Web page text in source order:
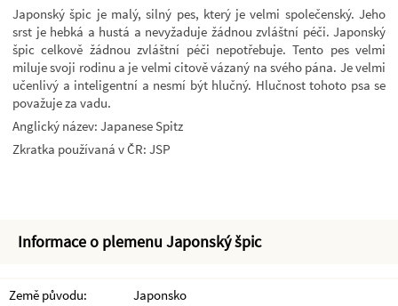
Japonský špic je malý, silný pes, který je velmi společenský. Jeho
srst je hebká a hustá a nevyžaduje žádnou zvláštní péči. Japonský
špic celkově žádnou zvláštní péči nepotřebuje. Tento pes velmi
miluje svoji rodinu a je velmi citově vázaný na svého pána. Je velmi
učenlivý a inteligentní a nesmí být hlučný. Hlučnost tohoto psa se
považuje za vadu.
Anglický název: Japanese Spitz
Zkratka používaná v ČR: JSP
Informace o plemenu Japonský špic
Země původu:
Japonsko